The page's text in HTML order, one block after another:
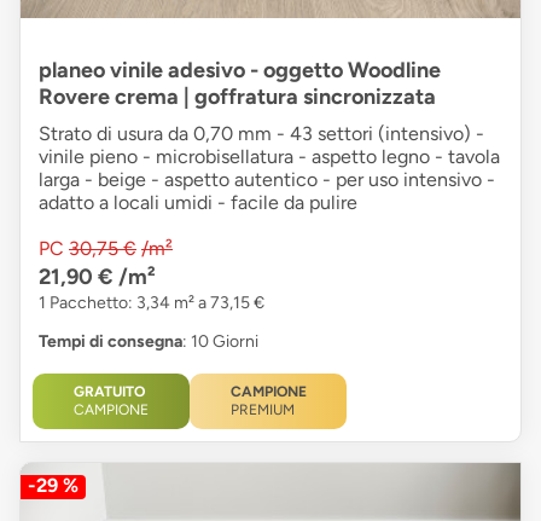
planeo vinile adesivo - oggetto Woodline
Rovere crema | goffratura sincronizzata
Strato di usura da 0,70 mm - 43 settori (intensivo) -
vinile pieno - microbisellatura - aspetto legno - tavola
larga - beige - aspetto autentico - per uso intensivo -
adatto a locali umidi - facile da pulire
PC 30,75 € /m²
21,90 € /m²
1 Pacchetto: 3,34 m² a 73,15 €
Tempi di consegna: 10 Giorni
GRATUITO
CAMPIONE
CAMPIONE
PREMIUM
-29 %